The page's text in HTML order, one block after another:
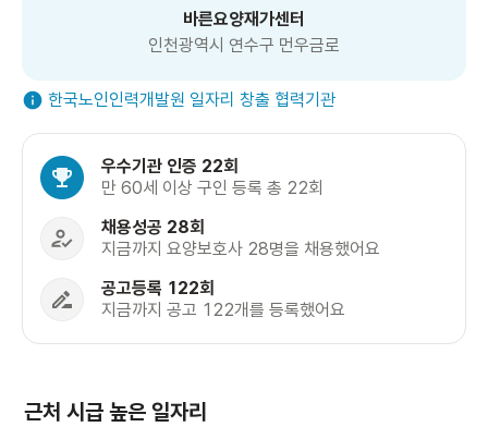
바른요양재가센터
인천광역시 연수구 먼우금로
한국노인인력개발원 일자리 창출 협력기관
우수기관 인증 22회
만 60세 이상 구인 등록 총 22회
채용성공 28회
지금까지 요양보호사 28명을 채용했어요
공고등록 122회
지금까지 공고 122개를 등록했어요
근처 시급 높은 일자리